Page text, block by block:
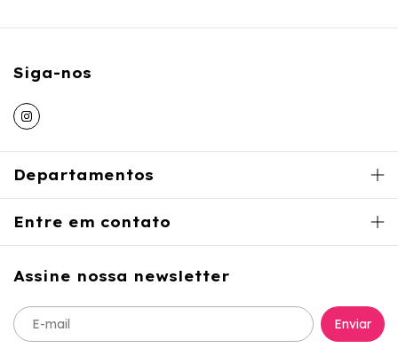
Siga-nos
Departamentos
Entre em contato
Assine nossa newsletter